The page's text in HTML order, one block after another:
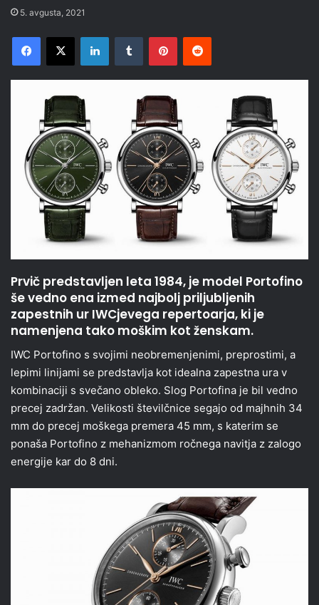
5. avgusta, 2021
Facebook
X LinkedInTumblr PinterestReddit
Prvič predstavljen leta 1984, je model Portofino
še vedno ena izmed najbolj priljubljenih
zapestnih ur IWCjevega repertoarja, ki je
namenjena tako moškim kot ženskam.
IWC Portofino s svojimi neobremenjenimi, preprostimi, a
lepimi linijami se predstavlja kot idealna zapestna ura v
kombinaciji s svečano obleko. Slog Portofina je bil vedno
precej zadržan. Velikosti številčnice segajo od majhnih 34
mm do precej moškega premera 45 mm, s katerim se
ponaša Portofino z mehanizmom ročnega navitja z zalogo
energije kar do 8 dni.